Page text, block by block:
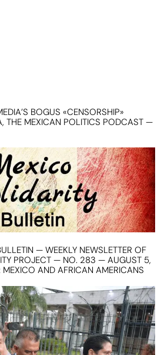
BOGUS «CENSORSHIP»
THE MEXICAN POLITICS PODCAST —
— WEEKLY NEWSLETTER OF
PROJECT — NO. 283 — AUGUST 5,
AND AFRICAN AMERICANS